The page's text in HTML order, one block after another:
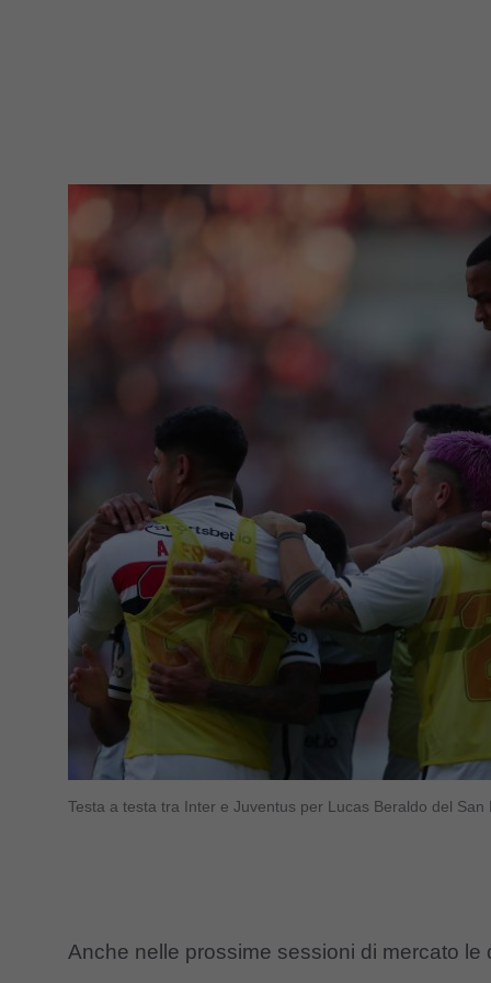
Testa a testa tra Inter e Juventus per Lucas Beraldo del
Anche nelle prossime sessioni di mercato